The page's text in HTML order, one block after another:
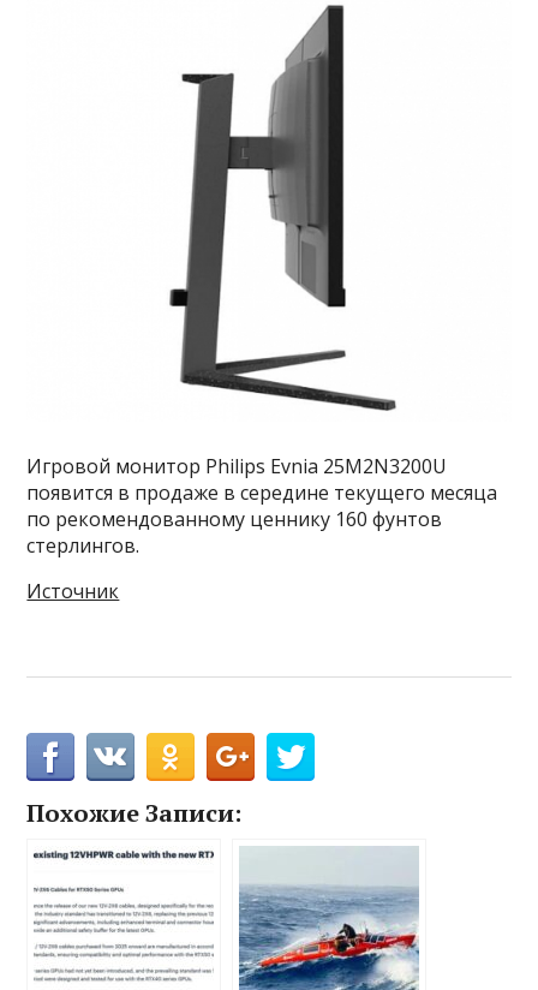
Игровой монитор Philips Evnia 25M2N3200U
появится в продаже в середине текущего месяца
по рекомендованному ценнику 160 фунтов
стерлингов.
Источник
Похожие Записи: